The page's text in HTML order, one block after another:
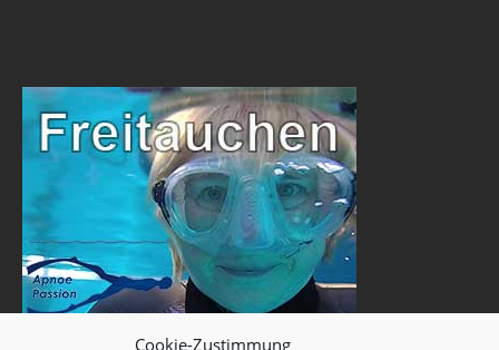
Cookie-Zustimmung